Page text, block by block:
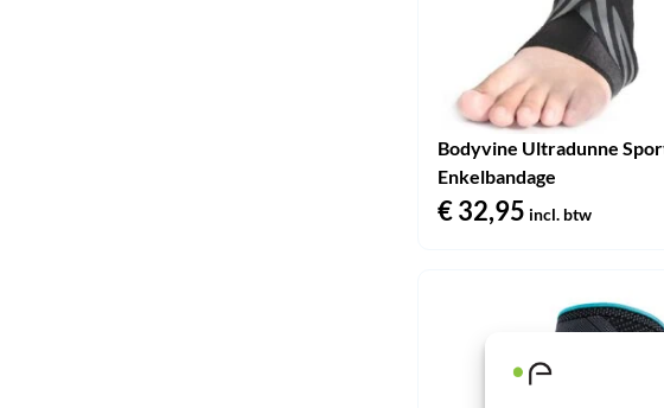
Bodyvine Ultradunne
Enkelbandage
€32,95 incl. btw